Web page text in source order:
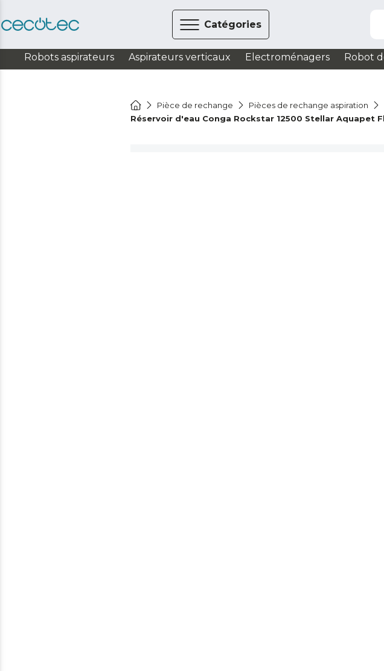
Catégories
Robots aspirateurs Aspirateurs verticaux Electroménagers Robot
Pièce de rechange Pièces de rechange aspiration
Réservoir d'eau Conga Rockstar 12500 Stellar Aquapet